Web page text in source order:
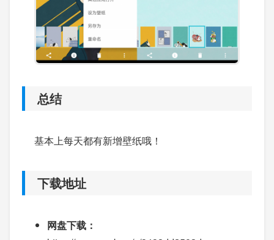
总结
基本上每天都有新增壁纸哦！
下载地址
网盘下载：